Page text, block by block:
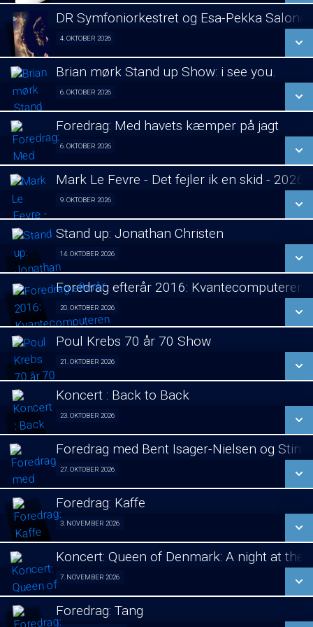
LÆS MERE
LÆS MERE
DR Symfoniorkestret og Esa-Pekka
4. OKTOBER 2026Koncert visning 04/10
LÆS MERE
Brian mørk Stand up Show: i see you.
6. OKTOBER 2026
LÆS MERE
Foredrag: Med havets kæmper på jagt
6. OKTOBER 2026Foredrag fra Århus 06/10
LÆS MERE
Mark Le Fevre - Det fejler ik en skid - 2026
9. OKTOBER 2026
LÆS MERE
Stand up: Jonathan Christen
14. OKTOBER 2026
LÆS MERE
Foredrag efterår 2016: Kvantecomputeren
20. OKTOBER 2026Foredrag fra Århus 20/10
LÆS MERE
Poul Krebs 70 år 70 Show
21. OKTOBER 2026
Poul Krebs 70 år - 70 Koncerter 21/10
LÆS MERE
Koncert : Back to Back
23. OKTOBER 2026
LÆS MERE
Foredrag med Bent Isager-Nielsen og
27. OKTOBER 2026Foredrag aften 27/10
LÆS MERE
Foredrag: Kaffe
3. NOVEMBER 2026Foredrag fra Århus 03/11
LÆS MERE
Koncert: Queen of Denmark: A night at the
7. NOVEMBER 2026
Foredrag: Tang